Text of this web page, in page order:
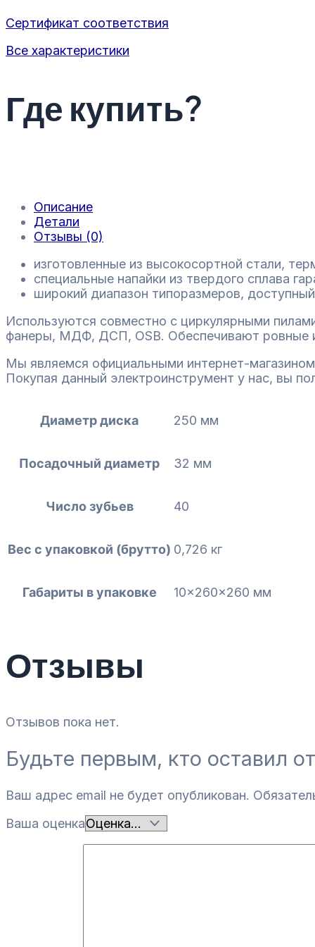
Сертификат соответствия
Все характеристики
Где купить?
Описание
Детали
Отзывы (0)
изготовленные из высокосортной стали,
специальные напайки из твердого сплава
широкий диапазон типоразмеров,
Используются совместно с циркулярными
фанеры, МДФ, ДСП, OSB. Обеспечивают ровные
Мы являемся официальными интернет-
Покупая данный электроинструмент у нас, вы
Диаметр диска 250 мм
Посадочный диаметр 32 мм
Число зубьев 40
Вес с упаковкой (брутто) 0,726 кг
Габариты в упаковке 10x260x260 мм
Отзывы
Отзывов пока нет.
Будьте первым, кто оставил
Ваш адрес email не будет опубликован.
Ваша оценка